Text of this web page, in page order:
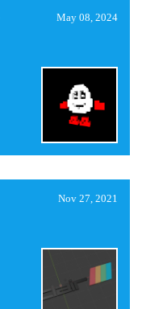
May 08, 2024
Nov 27, 2021